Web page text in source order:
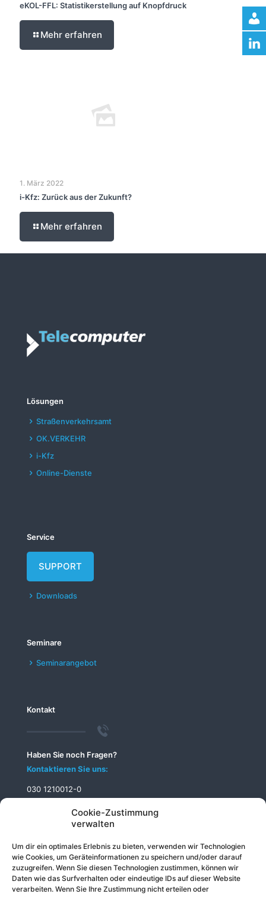
Cookie-Zustimmung
verwalten
Um dir ein optimales Erlebnis zu bieten, verwenden wir Technologien
wie Cookies, um Geräteinformationen zu speichern und/oder darauf
zuzugreifen. Wenn Sie diesen Technologien zustimmen, können wir
Daten wie das Surfverhalten oder eindeutige IDs auf dieser Website
verarbeiten. Wenn Sie Ihre Zustimmung nicht erteilen oder
eKOL-FFL: Statistikerstellung auf Knopfdruck
Mehr erfahren
1. März 2022
i-Kfz: Zurück aus der Zukunft?
Mehr erfahren
Lösungen
Straßenverkehrsamt
OK.VERKEHR
i-Kfz
Online-Dienste
Service
SUPPORT
Downloads
Seminare
Seminarangebot
Kontakt
Haben Sie noch Fragen?
Kontaktieren Sie uns:
030 1210012-0
info@telecomputer.de